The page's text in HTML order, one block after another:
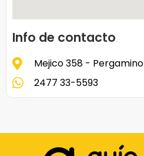
Info de contacto
Mejico 358 - Pergamino
2477 33-5593